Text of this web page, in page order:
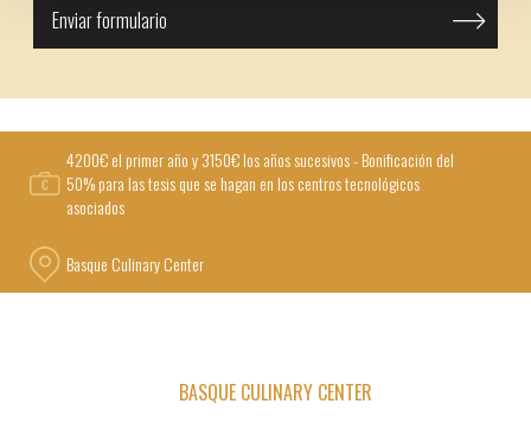
4200€ el primer año y 3150€ los años sucesivos - Bonificación del
50% para las tesis que se hagan en los centros tecnológicos
asociados
Basque Culinary Center
BASQUE CULINARY CENTER